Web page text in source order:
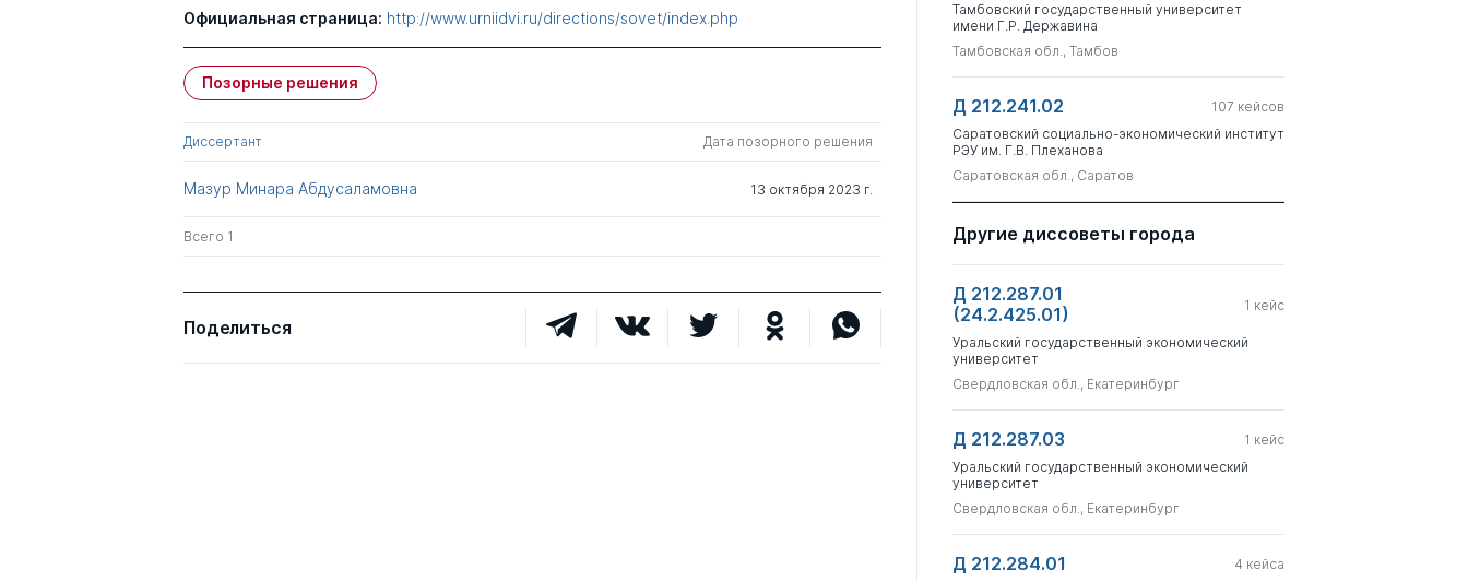
Официальная страница: http://www.urniidvi.ru/directions/sovet/index.php
Позорные решения
Диссертант Дата позорного решения
Мазур Минара Абдусаламовна 13 октября 2023 г.
Всего 1
Поделиться
Тамбовский государственный университет
имени Г.Р. Державина
Тамбовская обл., Тамбов
Д 212.241.02 107 кейсов
Саратовский социально-экономический институт
РЭУ им. Г.В. Плеханова
Саратовская обл., Саратов
Другие диссоветы города
Д 212.287.01
(24.2.425.01)
1 кейс
Уральский государственный экономический
университет
Свердловская обл., Екатеринбург
Д 212.287.03 1 кейс
Уральский государственный экономический
университет
Свердловская обл., Екатеринбург
Д 212.284.01 4 кейса